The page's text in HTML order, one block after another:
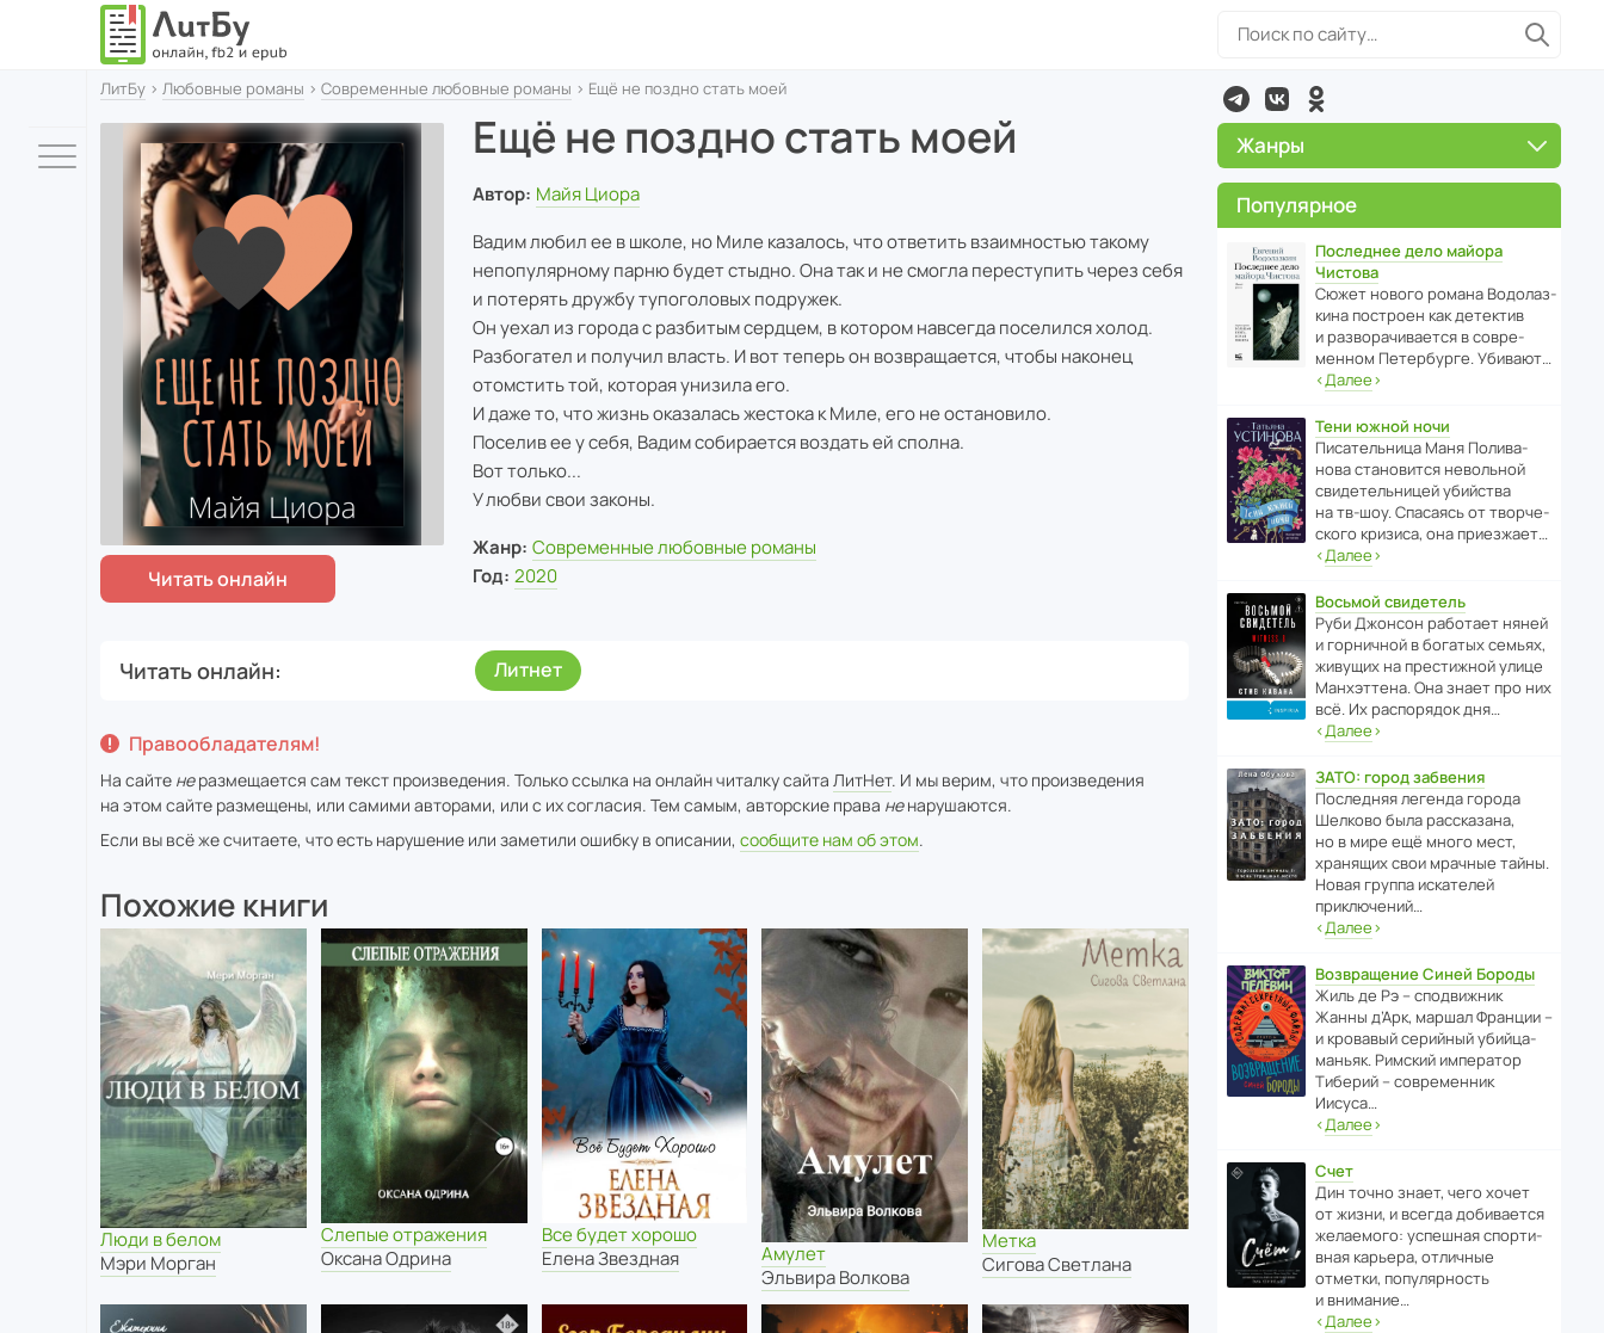
ЛитБу › Любовные романы › Современные любовные романы › Ещё не поздно стать моей
Ещё не поздно стать моей
Автор: Майя Циора
Вадим любил ее в школе, но Миле казалось, что ответить взаимностью такому
непопулярному парню будет стыдно. Она так и не смогла переступить через себя
и потерять дружбу тупоголовых подружек.
Он уехал из города с разбитым сердцем, в котором навсегда поселился холод.
Разбогател и получил власть. И вот теперь он возвращается, чтобы наконец
отомстить той, которая унизила его.
И даже то, что жизнь оказалась жестока к Миле, его не остановило.
Поселив ее у себя, Вадим собирается воздать ей сполна.
Вот только...
У любви свои законы.
Жанр: Современные любовные романы
Год: 2020
Читать онлайн Литнет
Правообладателям!
На сайте неразмещается сам текст произведения. Только ссылка на онлайн читалку сайта ЛитНет. И мы верим, что произведения
на этом сайте размещены, или самими авторами, или с их согласия. Тем самым, авторские права ненарушаются.
Если вы всё же считаете, что есть нарушение или заметили ошибку в описании, сообщите нам об этом.
Похожие книги
Люди в белом
Мэри Морган
Слепые отражения
Оксана Одрина
Все будет хорошо
Елена Звездная
Амулет
Эльвира Волкова
Метка
Сигова Светлана
Жанры
Популярное
Последнее дело майора
Чистова
Сюжет нового романа Водо­ла­з­
кина пост­роен как дете­ктив
и разво­ра­чи­ва­ется в совре­
менном Пете­р­бурге. Убивают…
‹Далее›
Тени южной ночи
Писа­тель­ница Маня Поли­ва­
нова стано­вится невольной
свиде­тель­ницей убийства
на тв-шоу. Спасаясь от твор­че­
с­кого кризиса, она приезжает…
‹Далее›
Восьмой свидетель
Руби Джонсон рабо­тает няней
и горни­чной в богатых семьях,
живущих на прес­ти­жной улице
Манх­эт­тена. Она знает про них
всё. Их распо­рядок дня…
‹Далее›
ЗАТО: город забвения
После­дняя легенда города
Шелково была расска­зана,
но в мире ещё много мест,
хранящих свои мрачные тайны.
Новая группа иска­телей
приключений…
‹Далее›
Возвращение Синей Бороды
Жиль де Рэ – спод­ви­жник
Жанны д’Арк, маршал Франции –
и кровавый серийный убийца-
маньяк. Римский импе­ратор
Тиберий – совре­менник
Иисуса…
‹Далее›
Счет
Дин точно знает, чего хочет
от жизни, и всегда доби­ва­ется
жела­е­мого: успе­шная спор­ти­
вная карьера, отли­чные
отметки, попу­ля­р­ность
и внимание…
‹Далее›